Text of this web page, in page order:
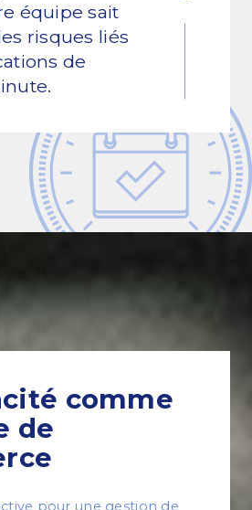
de charpentes d’acier
équipe sait
risques liés
de
comme
de
pour une gestion de